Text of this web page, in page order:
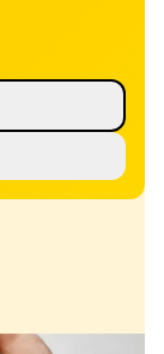
do cliente
de